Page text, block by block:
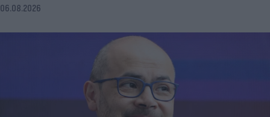
06.08.2026